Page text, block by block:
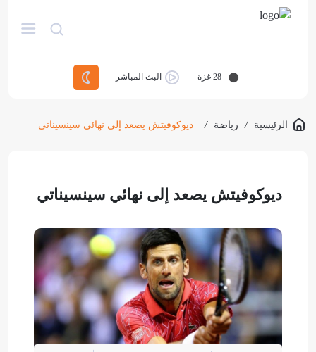
28 غزة البث المباشر
الرئيسية / رياضة / ديوكوفيتش يصعد إلى نهائي سينسيناتي
ديوكوفيتش يصعد إلى نهائي سينسيناتي